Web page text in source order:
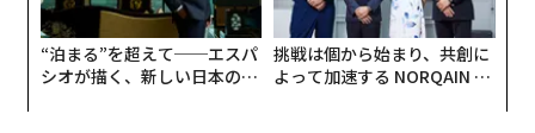
“泊まる”を超えて──エスパ
シオが描く、新しい日本のラ
挑戦は個から始まり、共創に
よって加速する NORQAIN JA